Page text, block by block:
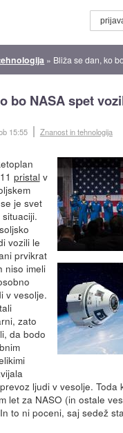
» Bliža se dan, ko bo
bo NASA spet
15:55 Znanost in tehnologija
pristal v
je svet
vozili le
prvikrat
niso imeli
v vesolje.
zato
da bodo
ljudi v vesolje. Toda
let za NASO (in ostale
to ni poceni, saj sedež